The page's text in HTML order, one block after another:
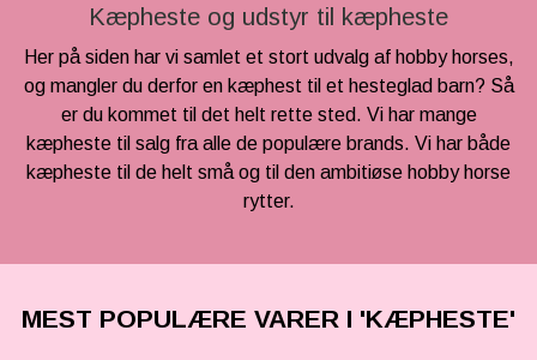
FODER & TILBEHØR
SPRING & FORHINDRINGER
STALD & TILBEHØR
RYTTER
KÆPHESTE & TILBEHØR
LEMIEUX MINI TOY PONY & TILBEHØR
HKM CUDDLE PONY
HESTEBAMSER
LEGETØJS HESTE
TRÆHESTE & TILBEHØR
LEMIEUX TOY PUPPIES
RYTTER
PONY
BRANDS
NEDSAT
Kæpheste og udstyr til kæpheste
Her på siden har vi samlet et stort udvalg af hobby horses,
og mangler du derfor en kæphest til et hesteglad barn? Så
er du kommet til det helt rette sted. Vi har mange
kæpheste til salg fra alle de populære brands. Vi har både
kæpheste til de helt små og til den ambitiøse hobby horse
rytter.
MEST POPULÆRE VARER I 'KÆPHESTE'